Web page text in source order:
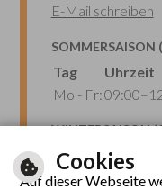
E-Mail schreiben
SOMMERSAISON
Tag
Uhrzeit
Mo - Fr:
WINTERSAISON
Tag
Uhrzeit
Mo - Fr:
Cookies
Auf dieser Webseite